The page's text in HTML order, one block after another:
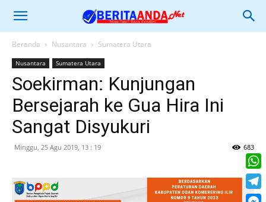
Beranda Nusantara Sumatera Utara
Nusantara Sumatera Utara
Soekirman: Kunjungan
Bersejarah ke Gua Hira Ini
Sangat Disyukuri
Minggu, 25 Agu 2019, 13 : 19 683